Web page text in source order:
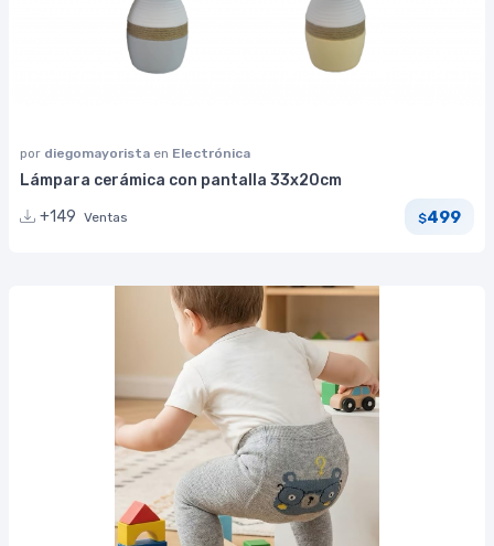
por diegomayorista en Electrónica
Lámpara cerámica con pantalla 33x20cm
+149 Ventas $499